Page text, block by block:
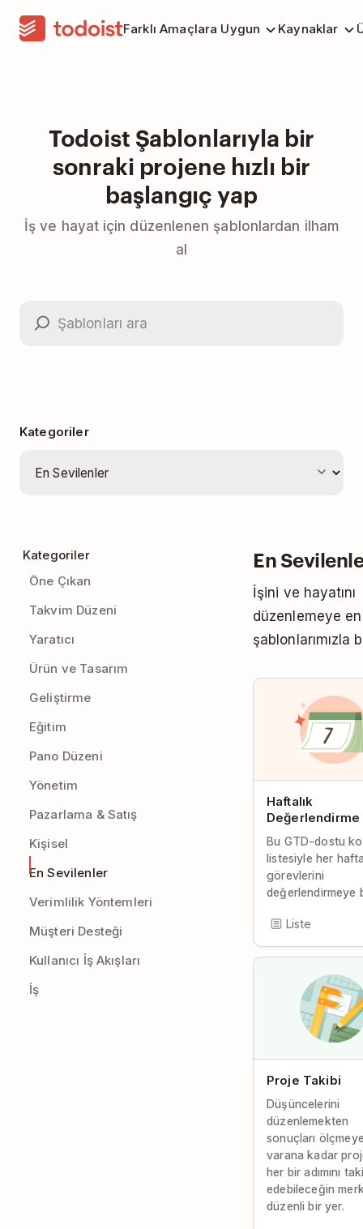
Farklı Amaçlara Uygun Kaynaklar
Todoist Şablonlarıyla bir
sonraki projene hızlı bir
başlangıç yap
İş ve hayat için düzenlenen şablonlardan ilham
al
Kategoriler
Kategoriler
Öne Çıkan
Takvim Düzeni
Yaratıcı
Ürün ve Tasarım
Geliştirme
Eğitim
Pano Düzeni
Yönetim
Pazarlama & Satış
Kişisel
En Sevilenler
Verimlilik Yöntemleri
Müşteri Desteği
Kullanıcı İş Akışları
İş
En
İşini ve hayatını
düzenlemeye
şablonlarımızla
Haftalık
Değerlendirme
Bu GTD-dostu
listesiyle her
görevlerini
değerlendirmeye
Liste
Proje Takibi
Düşüncelerini
düzenlemekten
sonuçları
varana kadar
her bir adımını
edebileceğin
düzenli bir yer.